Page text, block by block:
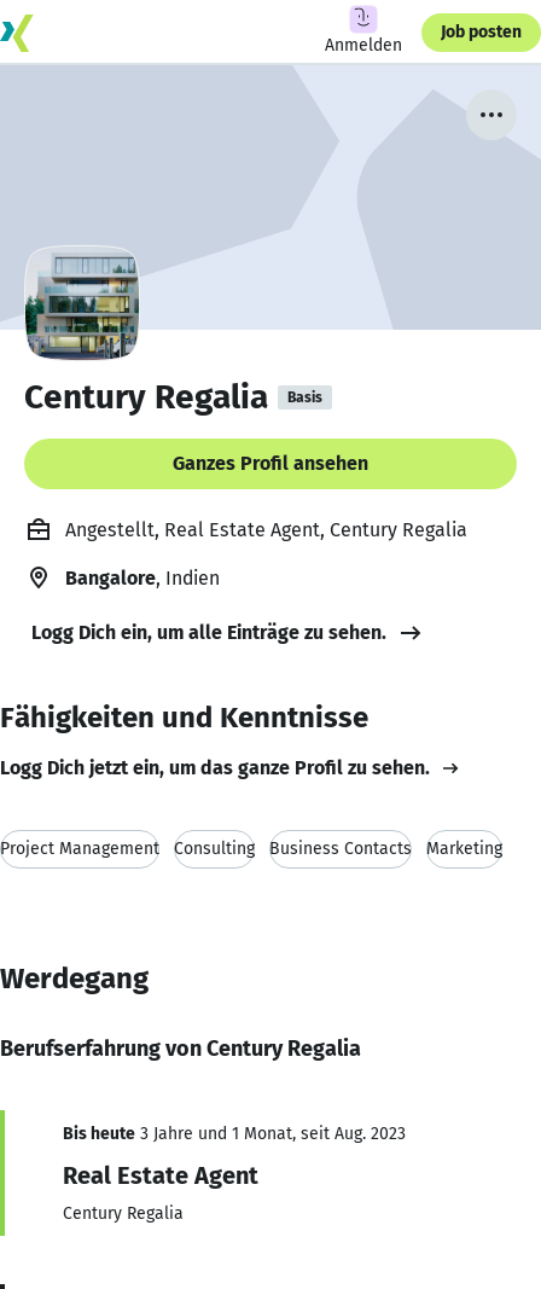
Anmelden
Job posten
Century Regalia Basis
Ganzes Profil ansehen
Angestellt, Real Estate Agent, Century Regalia
Bangalore, Indien
Logg Dich ein, um alle Einträge zu sehen.
Fähigkeiten und Kenntnisse
Logg Dich jetzt ein, um das ganze Profil zu sehen.
Project Management Consulting Business Contacts Marketing
Werdegang
Berufserfahrung von Century Regalia
Bis heute 3 Jahre und 1 Monat, seit Aug. 2023
Real Estate Agent
Century Regalia